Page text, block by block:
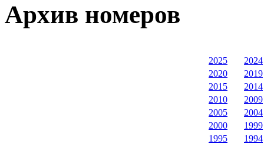
Архив номеров
2025
2024
2020
2019
2015
2014
2010
2009
2005
2004
2000
1999
1995
1994